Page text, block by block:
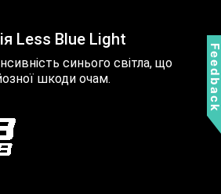
Less Blue Light
синього світла, що
шкоди очам.